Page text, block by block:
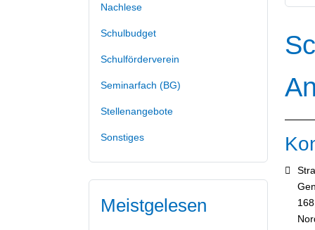
Nachlese
Schulbudget
Schulförderverein
Seminarfach (BG)
Stellenangebote
Sonstiges
Meistgelesen